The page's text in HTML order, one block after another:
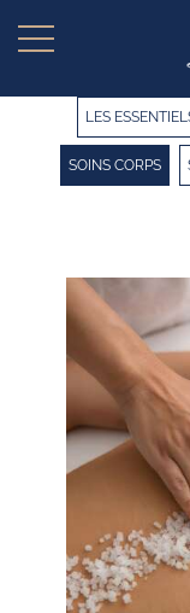
LES
SOINS CORPS